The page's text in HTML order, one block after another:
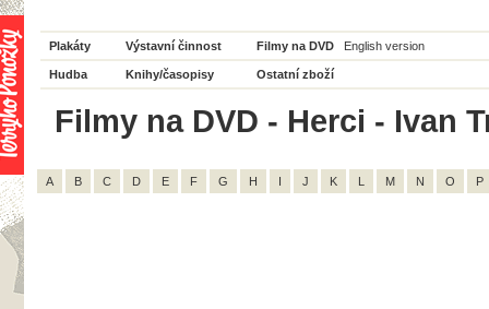
Plakáty Výstavní činnost Filmy na DVD English version
Hudba Knihy/časopisy Ostatní zboží
Filmy na DVD - Herci - Ivan
A B C D E F G H I J K L M N O P